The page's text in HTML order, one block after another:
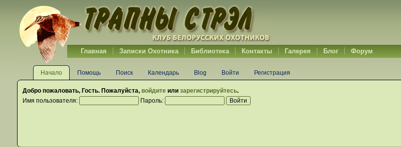
Главная Записки Охотника Библиотека Контакты Галерея Блог Форум
Начало Помощь Поиск Календарь Blog Войти Регистрация
Добро пожаловать, Гость. Пожалуйста, войдитеили зарегистрируйтесь.
Имя пользователя:
Пароль: